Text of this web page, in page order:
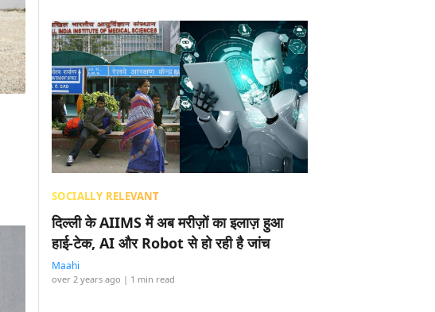
SOCIALLY RELEVANT
दिल्ली के AIIMS में अब मरीज़ों का इलाज़ हुआ
हाई-टेक, AI और Robot से हो रही है जांच
Maahi
over 2 years ago | 1 min read